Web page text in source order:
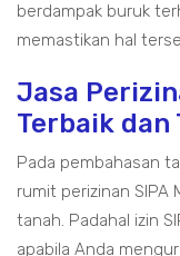
berdampak buruk
memastikan hal
Jasa
Terbaik dan
Pada pembahasan
rumit perizinan SIPA
tanah. Padahal izin
apabila Anda